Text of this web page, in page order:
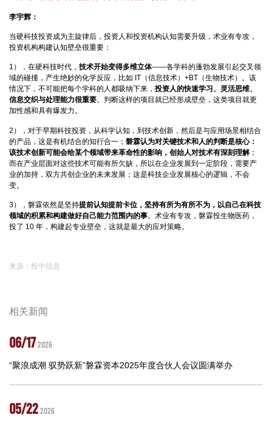
李宇辉：
当硬科技投资成为主旋律后，投资人和投资机构认知需要升级，术业有专攻，
投资机构构建认知壁垒很重要：
1），在硬科技时代， 技术开始变得多维立体——各学科的蓬勃发展引起交叉领
域的碰撞，产生绝妙的化学反应，比如 IT（信息技术）+BT（生物技术）。该
情况下，不可能把每个学科的人都吸纳下来， 投资人的快速学习、灵活思维、
信息交织与处理能力很重要。判断这样的项目就已经形成壁垒，这类项目就更
加性感和具有爆发力。
2），对于早期科技投资，从科学认知，到技术创新，然后是与应用场景相结合
的产品，这是有机结合的知行合一； 磐霖认为对关键技术和人的判断是核心：
该技术创新可能会给某个领域带来革命性的影响，创始人对技术有深刻理解；
而在产业层面对这些技术可能有所欠缺，所以在企业发展到一定阶段，需要产
业的加持，双方共创企业的未来发展；这是科技企业发展核心的逻辑，不会
变。
3），磐霖依然是坚持提前认知提前卡位，坚持有所为有所不为，以自己在科技
领域的积累和构建做好自己能力范围内的事。术业有专攻，磐霖投生物医药，
投了 10 年，构建起专业壁垒，这就是最大的应对策略。
来源：投中信息
相关新闻
06/172026
“聚浪成潮 驭势跃新”磐霖资本2025年度合伙人会议圆满举办
05/222026